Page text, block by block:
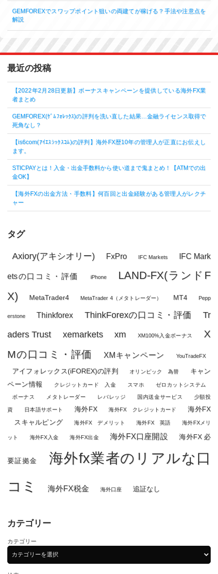
GEMFOREXでスワップポイント狙いの両建てが稼げる？手法や注意点を
解説
最近の投稿
【2022年2月28日更新】ボーナスキャンペーンを提供している海外FX業
者まとめ
GEMFOREX(ｹﾞﾑﾌｫﾚｯｸｽ)の評判を洗い直した結果…金融ライセンス取得で
死角なし？
【is6com(ｱｲｴｽｼｯｸｽｺﾑ)の評判】海外FX歴10年の管理人が正直にお伝えし
ます。
STICPAYとは！入金・出金手数料から使い道まで鬼まとめ！【ATMでの出
金OK】
【海外FXの出金方法・手数料】何百回と出金経験がある管理人がレクチ
ャー
タグ
Axiory(アキシオリー) FxPro IFC Markets IFC Mark
etsの口コミ・評価 iPhone
LAND-FX(ランドF
X)
MetaTrader4 MetaTrader 4（メタトレーダー） MT4 Pepp
erstone Thinkforex ThinkForexの口コミ・評価
Tr
aders Trust
xemarkets xm XM100%入金ボーナス
X
Mの口コミ・評価
XMキャンペーン YouTradeFX
アイフォレックス(iFOREX)の評判 オリンピック 為替
キャン
ペーン情報
クレジットカード 入金 スマホ ゼロカットシステム
ボーナス メタトレーダー レバレッジ 国内送金サービス 少額投
資 日本語サポート 海外FX 海外FX クレジットカード
海外FX
スキャルピング
海外FX デメリット 海外FX 英語 海外FXメリ
ット 海外FX入金 海外FX出金 海外FX口座開設 海外FX 必
要証拠金
海外fx業者のリアルな口
コミ
海外FX税金 海外口座 追証なし
カテゴリー
カテゴリー